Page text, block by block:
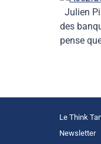
Julien
des
pense
Le Think
Newsletter